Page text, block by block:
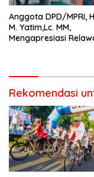
Anggota DPD/MPRI,
M. Yatim,Lc. MM,
Mengapresiasi
Rekomendasi